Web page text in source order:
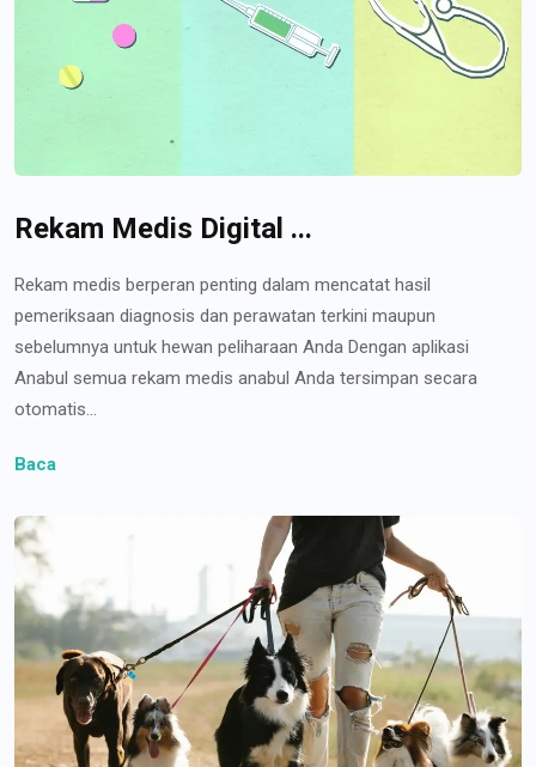
Rekam Medis Digital ...
Rekam medis berperan penting dalam mencatat hasil
pemeriksaan diagnosis dan perawatan terkini maupun
sebelumnya untuk hewan peliharaan Anda Dengan aplikasi
Anabul semua rekam medis anabul Anda tersimpan secara
otomatis...
Baca